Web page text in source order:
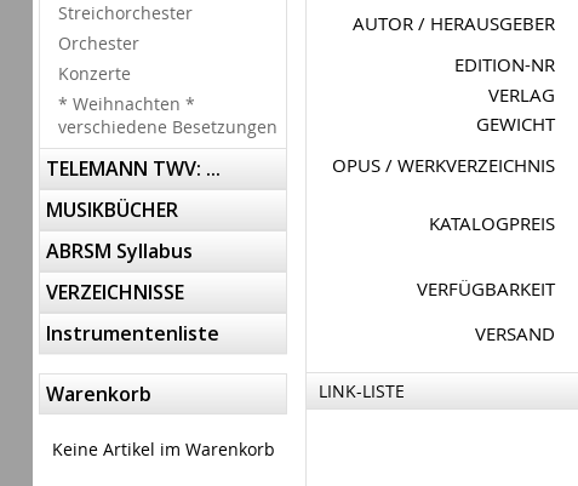
Streichorchester
Orchester
Konzerte
* Weihnachten *
verschiedene Besetzungen
TELEMANN TWV: ...
MUSIKBÜCHER
ABRSM Syllabus
VERZEICHNISSE
Instrumentenliste
Warenkorb
Keine Artikel im Warenkorb
AUTOR / HERAUSGEBER
EDITION-NR
VERLAG
GEWICHT
OPUS / WERKVERZEICHNIS
KATALOGPREIS
VERFÜGBARKEIT
VERSAND
LINK-LISTE